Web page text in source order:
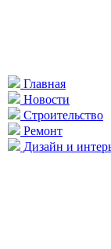
Главная
Новости
Строительство
Ремонт
Дизайн и